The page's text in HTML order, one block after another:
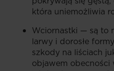
która uniemożliwia
Wciornastki — są to
larwy i dorosłe
szkody na liściach
objawem obecności